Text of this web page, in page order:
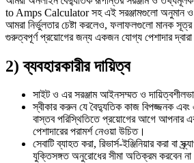
to Amps Calculator সহ এই সরঞ্জামগুলো অনুমান ও
আমরা নির্ভুলতার চেষ্টা করলেও, ফলাফলগুলো মানক
গুরুত্বপূর্ণ প্রয়োগের জন্য একজন যোগ্য পেশাদার দ্বারা
2) ব্যবহারকারীর দায়িত্ব
সাইট ও এর সরঞ্জাম আইনসম্মত ও
স্বীকার করুন যে বৈদ্যুতিক কাজ বিপজ্জনক
বাস্তব পরিস্থিতিতে প্রয়োগের আগে আপনার
পেশাদারের পরামর্শ নেওয়া উচিত।
সেবাটি ব্যাহত করা, রিভার্স-ইঞ্জিনিয়ার করা বা
যুক্তিসঙ্গত অনুরোধের সীমা অতিক্রম করবেন